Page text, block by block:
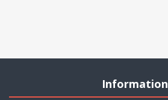
Information